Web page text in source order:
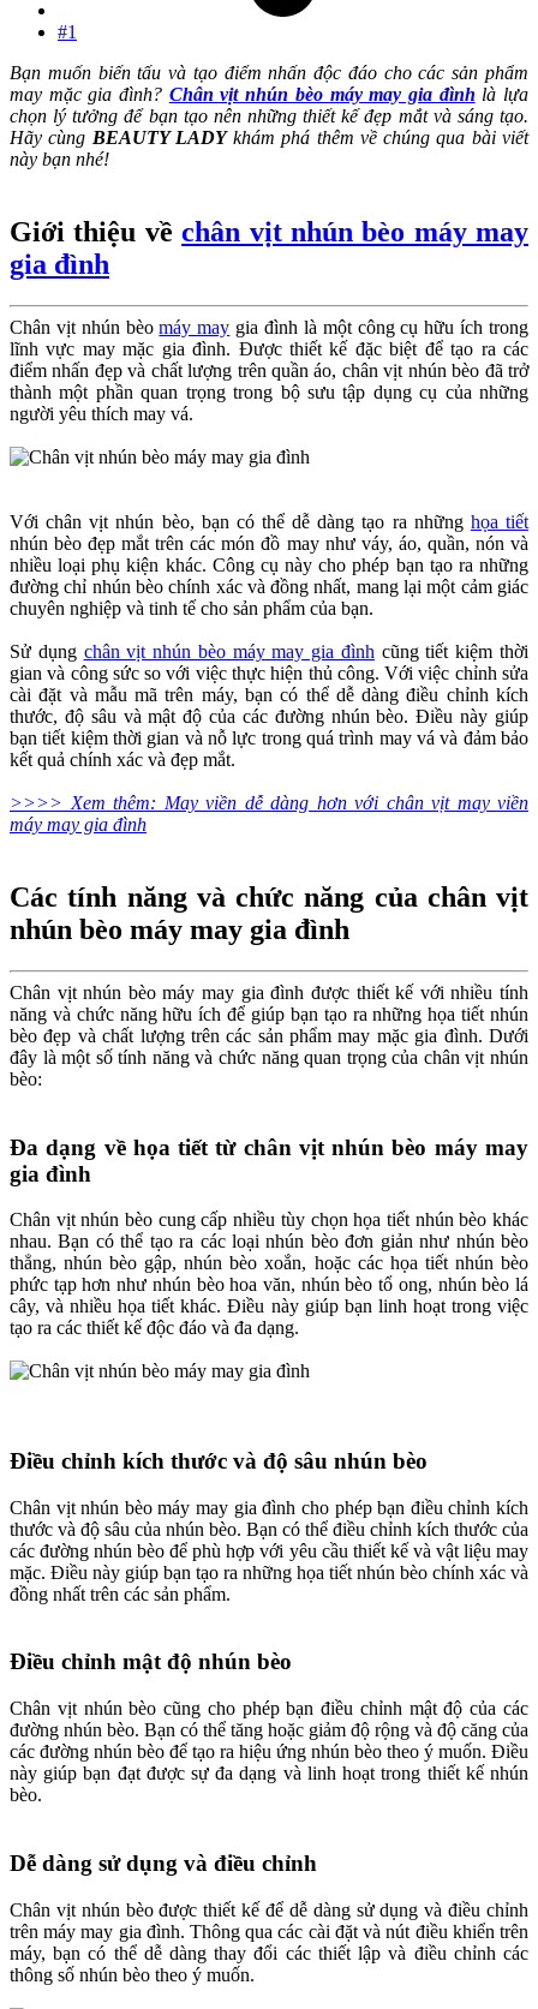
#1
Bạn muốn biến tấu và tạo điểm nhấn độc đáo cho các sản phẩm
may mặc gia đình? Chân vịt nhún bèo máy may gia đình là lựa
chọn lý tưởng để bạn tạo nên những thiết kế đẹp mắt và sáng tạo.
Hãy cùng BEAUTY LADYkhám phá thêm về chúng qua bài viết
này bạn nhé!
Giới thiệu vềchân vịt nhún bèo máy may
gia đình
Chân vịt nhún bèomáy may gia đình là một công cụ hữu ích trong
lĩnh vực may mặc gia đình. Được thiết kế đặc biệt để tạo ra các
điểm nhấn đẹp và chất lượng trên quần áo, chân vịt nhún bèo đã trở
thành một phần quan trọng trong bộ sưu tập dụng cụ của những
người yêu thích may vá.
Với chân vịt nhún bèo, bạn có thể dễ dàng tạo ra những họa tiết
nhún bèo đẹp mắt trên các món đồ may như váy, áo, quần, nón và
nhiều loại phụ kiện khác. Công cụ này cho phép bạn tạo ra những
đường chỉ nhún bèo chính xác và đồng nhất, mang lại một cảm giác
chuyên nghiệp và tinh tế cho sản phẩm của bạn.
Sử dụng chân vịt nhún bèo máy may gia đình cũng tiết kiệm thời
gian và công sức so với việc thực hiện thủ công. Với việc chỉnh sửa
cài đặt và mẫu mã trên máy, bạn có thể dễ dàng điều chỉnh kích
thước, độ sâu và mật độ của các đường nhún bèo. Điều này giúp
bạn tiết kiệm thời gian và nỗ lực trong quá trình may vá và đảm bảo
kết quả chính xác và đẹp mắt.
>>>> Xem thêm: May viền dễ dàng hơn với chân vịt may viền
máy may gia đình
Các tính năng và chức năng của chân vịt
nhún bèo máy may gia đình
Chân vịt nhún bèo máy may gia đình được thiết kế với nhiều tính
năng và chức năng hữu ích để giúp bạn tạo ra những họa tiết nhún
bèo đẹp và chất lượng trên các sản phẩm may mặc gia đình. Dưới
đây là một số tính năng và chức năng quan trọng của chân vịt nhún
bèo:
Đa dạng về họa tiết từ chân vịt nhún bèo máy may
gia đình
Chân vịt nhún bèo cung cấp nhiều tùy chọn họa tiết nhún bèo khác
nhau. Bạn có thể tạo ra các loại nhún bèo đơn giản như nhún bèo
thẳng, nhún bèo gập, nhún bèo xoắn, hoặc các họa tiết nhún bèo
phức tạp hơn như nhún bèo hoa văn, nhún bèo tổ ong, nhún bèo lá
cây, và nhiều họa tiết khác. Điều này giúp bạn linh hoạt trong việc
tạo ra các thiết kế độc đáo và đa dạng.
Điều chỉnh kích thước và độ sâu nhún bèo
Chân vịt nhún bèo máy may gia đình cho phép bạn điều chỉnh kích
thước và độ sâu của nhún bèo. Bạn có thể điều chỉnh kích thước của
các đường nhún bèo để phù hợp với yêu cầu thiết kế và vật liệu may
mặc. Điều này giúp bạn tạo ra những họa tiết nhún bèo chính xác và
đồng nhất trên các sản phẩm.
Điều chỉnh mật độ nhún bèo
Chân vịt nhún bèo cũng cho phép bạn điều chỉnh mật độ của các
đường nhún bèo. Bạn có thể tăng hoặc giảm độ rộng và độ căng của
các đường nhún bèo để tạo ra hiệu ứng nhún bèo theo ý muốn. Điều
này giúp bạn đạt được sự đa dạng và linh hoạt trong thiết kế nhún
bèo.
Dễ dàng sử dụng và điều chỉnh
Chân vịt nhún bèo được thiết kế để dễ dàng sử dụng và điều chỉnh
trên máy may gia đình. Thông qua các cài đặt và nút điều khiển trên
máy, bạn có thể dễ dàng thay đổi các thiết lập và điều chỉnh các
thông số nhún bèo theo ý muốn.